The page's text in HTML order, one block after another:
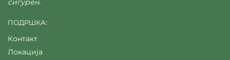
сигурен.
ПОДРШКА:
Контакт
Локација